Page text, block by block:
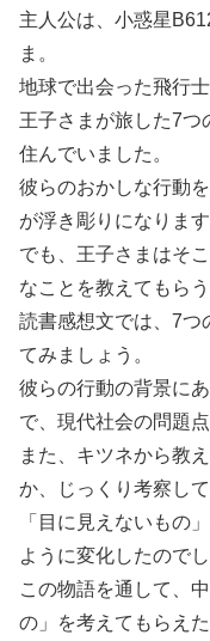
主人公は、小惑星
ま。
地球で出会った飛行
王子さまが旅した7つ
住んでいました。
彼らのおかしな行動
が浮き彫りになります
でも、王子さまはそ
なことを教えてもらう
読書感想文では、7つ
てみましょう。
彼らの行動の背景に
で、現代社会の問題
また、キツネから教
か、じっくり考察し
「目に見えないもの
ように変化したのでし
この物語を通して、
の」を考えてもらえた